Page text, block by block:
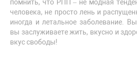
помнить, что РПП – не модная
человека, не просто лень и
иногда и летальное заболевание.
вы заслуживаете жить, вкусно и
вкус свободы!